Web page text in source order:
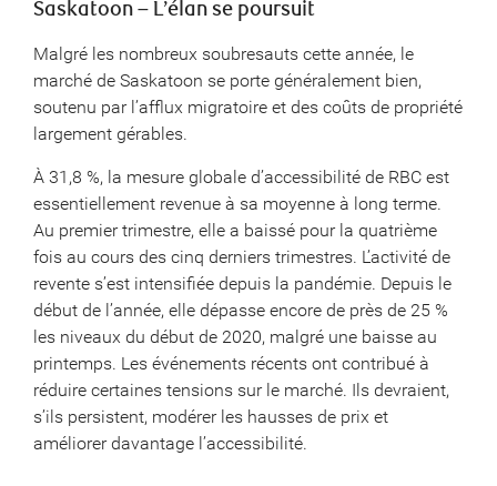
Saskatoon – L’élan se poursuit
Malgré les nombreux soubresauts cette année, le
marché de Saskatoon se porte généralement bien,
soutenu par l’afflux migratoire et des coûts de propriété
largement gérables.
À 31,8 %, la mesure globale d’accessibilité de RBC est
essentiellement revenue à sa moyenne à long terme.
Au premier trimestre, elle a baissé pour la quatrième
fois au cours des cinq derniers trimestres. L’activité de
revente s’est intensifiée depuis la pandémie. Depuis le
début de l’année, elle dépasse encore de près de 25 %
les niveaux du début de 2020, malgré une baisse au
printemps. Les événements récents ont contribué à
réduire certaines tensions sur le marché. Ils devraient,
s’ils persistent, modérer les hausses de prix et
améliorer davantage l’accessibilité.